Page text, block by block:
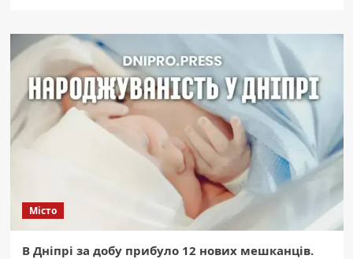
Місто
В Дніпрі за добу прибуло 12 нових мешканців.